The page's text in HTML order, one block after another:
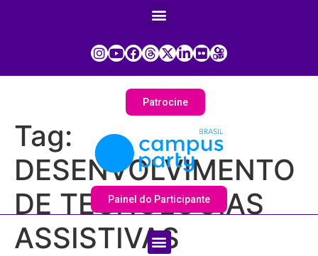
Patrocine
Painel do Participante
Tag:
DESENVOLVIMENTO
DE TECNOLOGIAS
ASSISTIVAS